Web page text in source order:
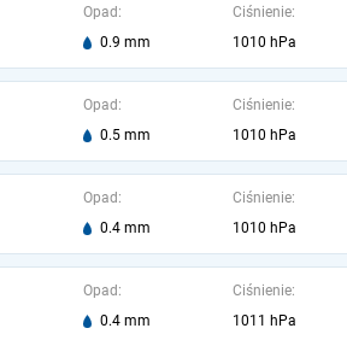
Opad:
0.9 mm
Ciśnienie:
1010 hPa
Opad:
0.5 mm
Ciśnienie:
1010 hPa
Opad:
0.4 mm
Ciśnienie:
1010 hPa
Opad:
0.4 mm
Ciśnienie:
1011 hPa